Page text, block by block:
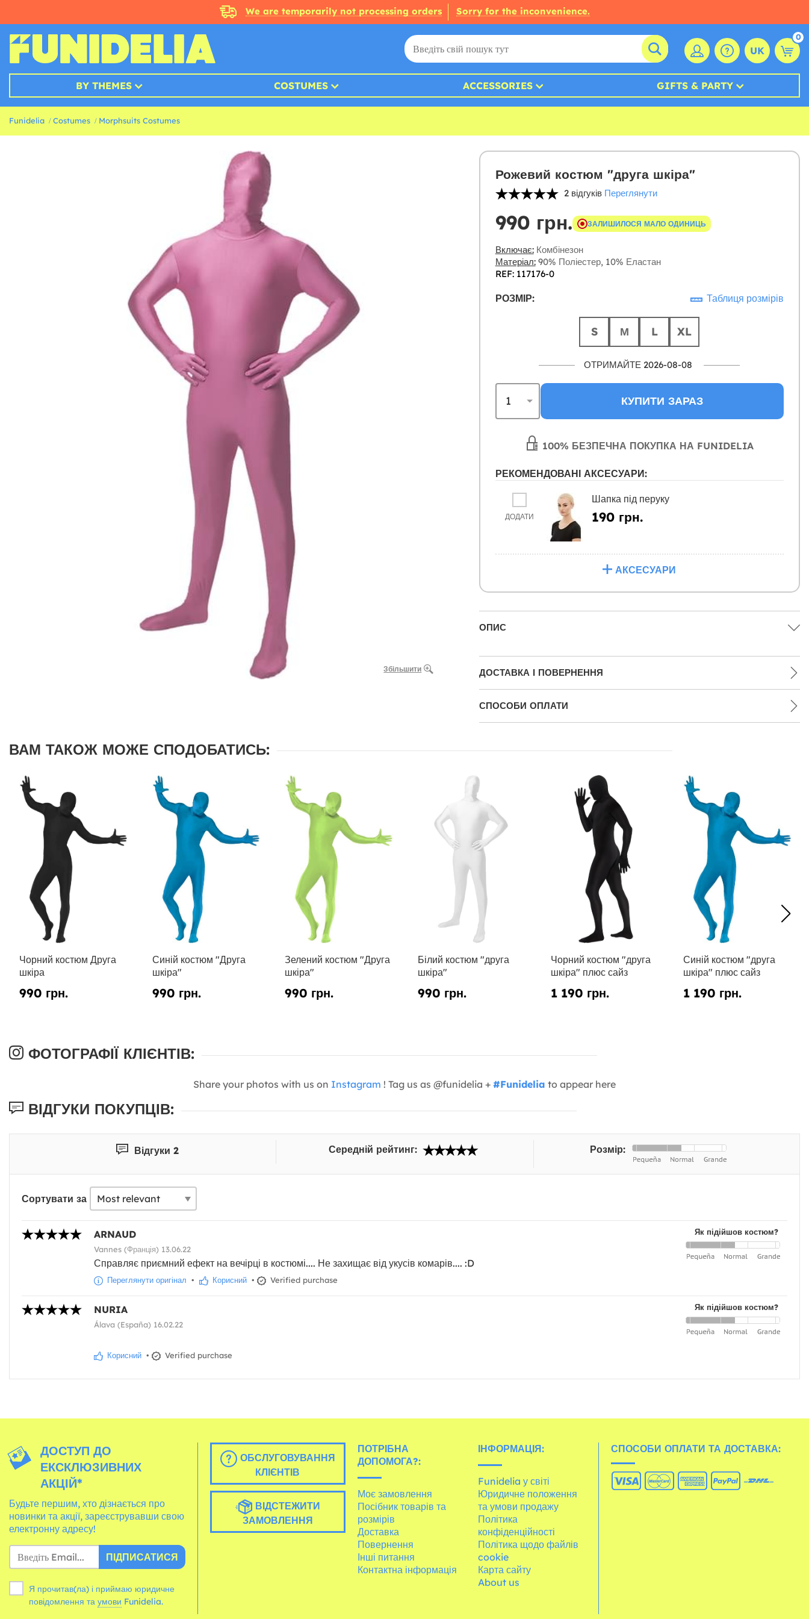
We are temporarily not processing orders Sorry for the inconvenience.
UK
0
BY THEMES COSTUMES ACCESSORIES GIFTS & PARTY
Funidelia Costumes Morphsuits Costumes
Збільшити
Рожевий костюм "друга шкіра"
2 відгуків Переглянути
990 грн. ЗАЛИШИЛОСЯ МАЛО ОДИНИЦЬ
Включає:Комбінезон
Матеріал:90% Поліестер, 10% Еластан
REF: 117176-0
РОЗМІР: Таблиця розмірів
S М L XL
ОТРИМАЙТЕ 2026-08-08
КУПИТИ ЗАРАЗ
100% БЕЗПЕЧНА ПОКУПКА НА FUNIDELIA
РЕКОМЕНДОВАНІ АКСЕСУАРИ:
ДОДАТИ
Шапка під перуку
190 грн.
АКСЕСУАРИ
ОПИС
ДОСТАВКА І ПОВЕРНЕННЯ
СПОСОБИ ОПЛАТИ
ВАМ ТАКОЖ МОЖЕ СПОДОБАТИСЬ:
Чорний костюм Друга
шкіра
990 грн.
Синій костюм "Друга
шкіра"
990 грн.
Зелений костюм "Друга
шкіра"
990 грн.
Білий костюм "друга
шкіра"
990 грн.
Чорний костюм "друга
шкіра" плюс сайз
1 190 грн.
Синій костюм "друга
шкіра" плюс сайз
1 190 грн.
ФОТОГРАФІЇ КЛІЄНТІВ:
Share your photos with us on Instagram ! Tag us as @funidelia + #Funidelia to appear here
ВІДГУКИ ПОКУПЦІВ:
Відгуки 2 Середній рейтинг: Розмір:
Сортувати за
Як підійшов костюм?
ARNAUD
Vannes (Франція) 13.06.22
Справляє приємний ефект на вечірці в костюмі.... Не захищає від укусів комарів.... :D
Переглянути оригінал • Корисний • Verified purchase
Як підійшов костюм?
NURIA
Álava (España) 16.02.22
Корисний • Verified purchase
ДОСТУП ДО
ЕКСКЛЮЗИВНИХ
АКЦІЙ*
Будьте першим, хто дізнається про
новинки та акції, зареєструвавши свою
електронну адресу!
ПІДПИСАТИСЯ
Я прочитав(ла) і приймаю юридичне
повідомлення та умови Funidelia.
ОБСЛУГОВУВАННЯ
КЛІЄНТІВ
ВІДСТЕЖИТИ
ЗАМОВЛЕННЯ
ПОТРІБНА
ДОПОМОГА?:
Моє замовлення
Посібник товарів та
розмірів
Доставка
Повернення
Інші питання
Контактна інформація
ІНФОРМАЦІЯ:
Funidelia у світі
Юридичне положення
та умови продажу
Політика
конфіденційності
Політика щодо файлів
cookie
Карта сайту
About us
СПОСОБИ ОПЛАТИ ТА ДОСТАВКА: